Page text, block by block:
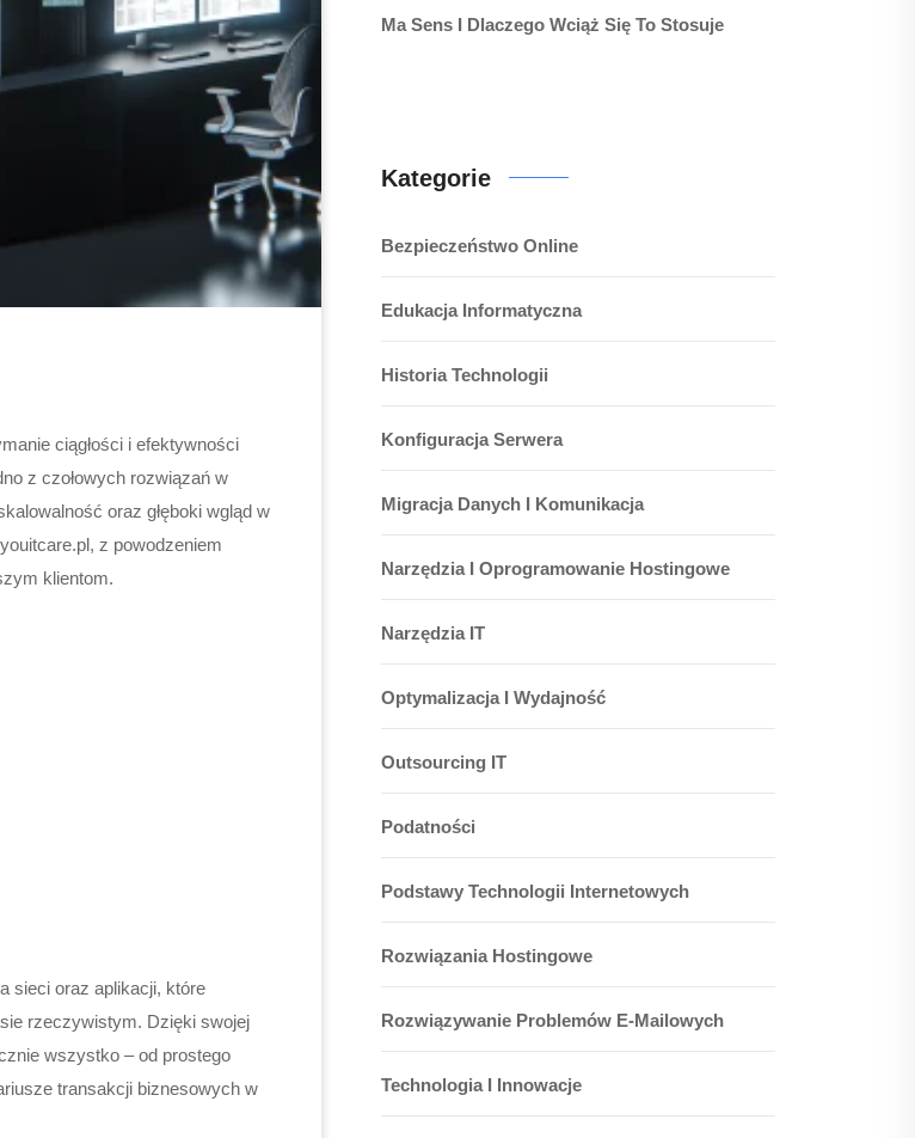
ciągłości i efektywności
z czołowych rozwiązań w
oraz głęboki wgląd w
z powodzeniem
klientom.
sieci oraz aplikacji, które
rzeczywistym. Dzięki swojej
wszystko – od prostego
transakcji biznesowych w
Ma Sens I Dlaczego Wciąż Się To Stosuje
Kategorie
Bezpieczeństwo Online
Edukacja Informatyczna
Historia Technologii
Konfiguracja Serwera
Migracja Danych I Komunikacja
Narzędzia I Oprogramowanie Hostingowe
Narzędzia IT
Optymalizacja I Wydajność
Outsourcing IT
Podatności
Podstawy Technologii Internetowych
Rozwiązania Hostingowe
Rozwiązywanie Problemów E-Mailowych
Technologia I Innowacje